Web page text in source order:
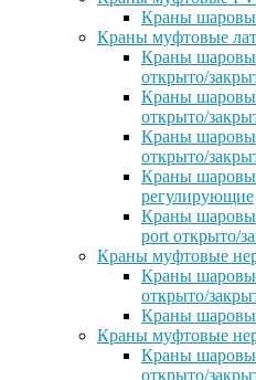
Краны
Краны муфтовые
Краны
открыто/
Краны
открыто/
Краны
открыто/
Краны
регулирующие
Краны
port открыто/
Краны муфтовые
Краны
открыто/
Краны
Краны муфтовые
Краны
открыто/